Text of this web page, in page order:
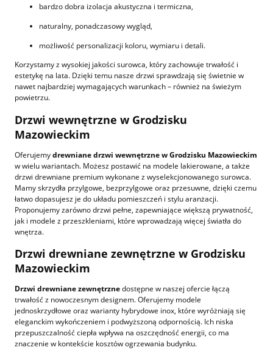
bardzo dobra izolacja akustyczna i termiczna,
naturalny, ponadczasowy wygląd,
możliwość personalizacji koloru, wymiaru i detali.
Korzystamy z wysokiej jakości surowca, który zachowuje trwałość i
estetykę na lata. Dzięki temu nasze drzwi sprawdzają się świetnie w
nawet najbardziej wymagających warunkach – również na świeżym
powietrzu.
Drzwi wewnętrzne w Grodzisku
Mazowieckim
Oferujemydrewniane drzwi wewnętrzne w Grodzisku Mazowieckim
w wielu wariantach. Możesz postawić na modele lakierowane, a także
drzwi drewniane premium wykonane z wyselekcjonowanego surowca.
Mamy skrzydła przylgowe, bezprzylgowe oraz przesuwne, dzięki czemu
łatwo dopasujesz je do układu pomieszczeń i stylu aranżacji.
Proponujemy zarówno drzwi pełne, zapewniające większą prywatność,
jak i modele z przeszkleniami, które wprowadzają więcej światła do
wnętrza.
Drzwi drewniane zewnętrzne w Grodzisku
Mazowieckim
Drzwi drewniane zewnętrznedostępne w naszej ofercie łączą
trwałość z nowoczesnym designem. Oferujemy modele
jednoskrzydłowe oraz warianty hybrydowe inox, które wyróżniają się
eleganckim wykończeniem i podwyższoną odpornością. Ich niska
przepuszczalność ciepła wpływa na oszczędność energii, co ma
znaczenie w kontekście kosztów ogrzewania budynku.